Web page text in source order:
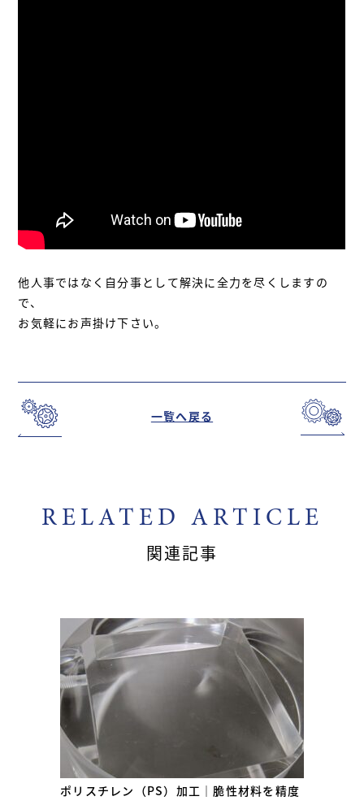
他人事ではなく自分事として解決に全力を尽くしますの
で、
お気軽にお声掛け下さい。
一覧へ戻る
RELATED ARTICLE
関連記事
ポリスチレン（PS）加工｜脆性材料を精度